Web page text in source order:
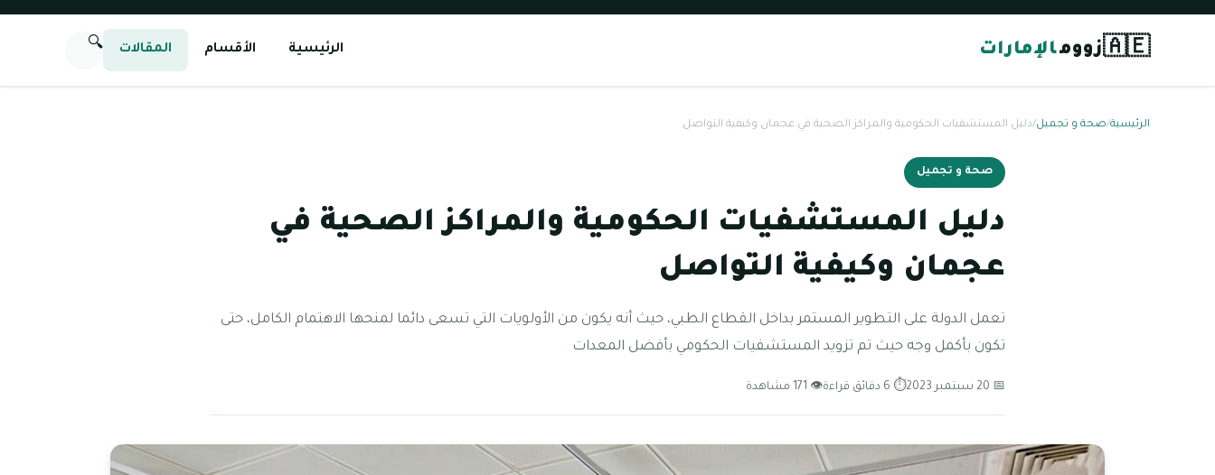
🇦🇪زوومالإمارات الرئيسية الأقسام المقالات 🔍
الرئيسية/صحة و تجميل/دليل المستشفيات الحكومية والمراكز الصحية في عجمان وكيفية التواصل
صحة و تجميل
دليل المستشفيات الحكومية والمراكز الصحية في
عجمان وكيفية التواصل
تعمل الدولة على التطوير المستمر بداخل القطاع الطبي، حيث أنه يكون من الأولويات التي تسعى دائما لمنحها الاهتمام الكامل، حتى
تكون بأكمل وجه حيث تم تزويد المستشفيات الحكومي بأفضل المعدات
📅 20 سبتمبر 2023 ⏱ 6 دقائق قراءة 👁 171 مشاهدة